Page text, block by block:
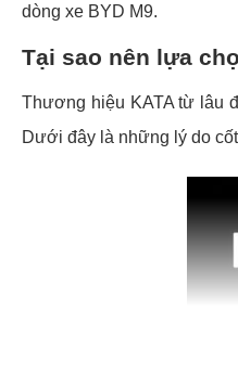
dòng xe BYD M9.
Tại sao nên lựa
Thương hiệu KATA từ lâu
Dưới đây là những lý do